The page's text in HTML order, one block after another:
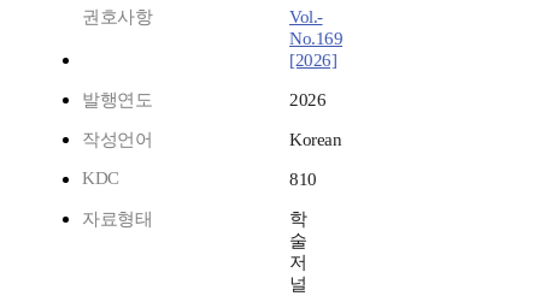
권호사항
Vol.-
No.169
[2026]
발행연도 2026
작성언어
Korean
KDC
810
자료형태
학
술
저
널